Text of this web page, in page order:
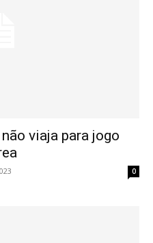
viaja para jogo
0